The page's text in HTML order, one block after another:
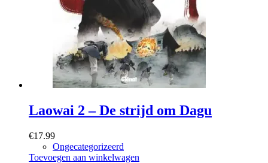
Laowai 2 – De strijd om Dagu
€17.99
Ongecategorizeerd
Toevoegen aan winkelwagen